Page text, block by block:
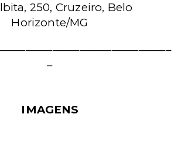
250, Cruzeiro, Belo
Horizonte/MG
IMAGENS